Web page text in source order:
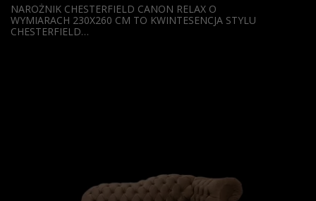
NAROŻNIK CHESTERFIELD CANON RELAX O
WYMIARACH 230X260 CM TO KWINTESENCJA STYLU
CHESTERFIELD…